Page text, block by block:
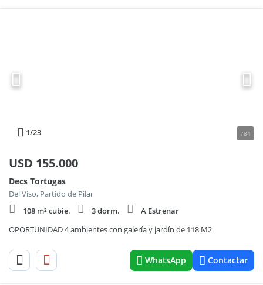
1/23 784
USD 155.000
Decs Tortugas
Del Viso, Partido de Pilar
108 m² cubie.
3 dorm.
A Estrenar
OPORTUNIDAD 4 ambientes con galería y jardín de 118 M2
WhatsApp Contactar